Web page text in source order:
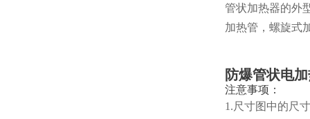
管状加热器的外
加热管，螺旋式
防爆管状电
注意事项：
1.尺寸图中的尺